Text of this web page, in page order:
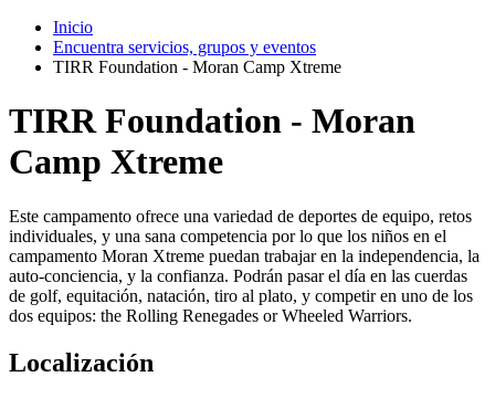
Inicio
Encuentra servicios, grupos y eventos
TIRR Foundation - Moran Camp Xtreme
TIRR Foundation - Moran
Camp Xtreme
Este campamento ofrece una variedad de deportes de equipo, retos
individuales, y una sana competencia por lo que los niños en el
campamento Moran Xtreme puedan trabajar en la independencia, la
auto-conciencia, y la confianza. Podrán pasar el día en las cuerdas
de golf, equitación, natación, tiro al plato, y competir en uno de los
dos equipos: the Rolling Renegades or Wheeled Warriors.
Localización